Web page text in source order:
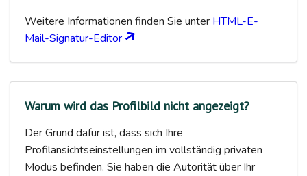
Weitere Informationen finden Sie unter HTML-E-
Mail-Signatur-Editor
Warum wird das Profilbild nicht angezeigt?
Der Grund dafür ist, dass sich Ihre
Profilansichtseinstellungen im vollständig privaten
Modus befinden. Sie haben die Autorität über Ihr